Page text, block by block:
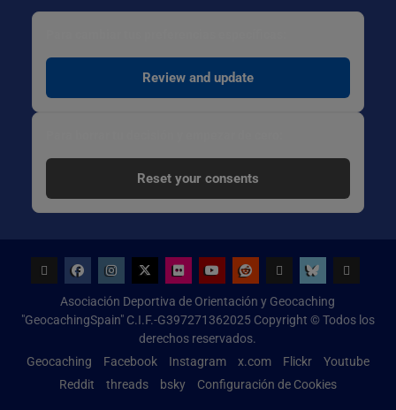
Review and update
Reset your consents
Asociación Deportiva de Orientación y Geocaching
"GeocachingSpain" C.I.F.-G397271362025 Copyright © Todos los
derechos reservados.
Geocaching
Facebook Instagram x.com Flickr
Youtube
Reddit
threads bsky Configuración de Cookies